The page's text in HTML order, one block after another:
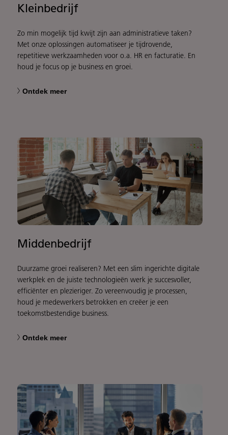
Kleinbedrijf
Zo min mogelijk tijd kwijt zijn aan administratieve taken?
Met onze oplossingen automatiseer je tijdrovende,
repetitieve werkzaamheden voor o.a. HR en facturatie. En
houd je focus op je business en groei.
Ontdek meer
Middenbedrijf
Duurzame groei realiseren? Met een slim ingerichte digitale
werkplek en de juiste technologieën werk je succesvoller,
efficiënter en plezieriger. Zo vereenvoudig je processen,
houd je medewerkers betrokken en creëer je een
toekomstbestendige business.
Ontdek meer